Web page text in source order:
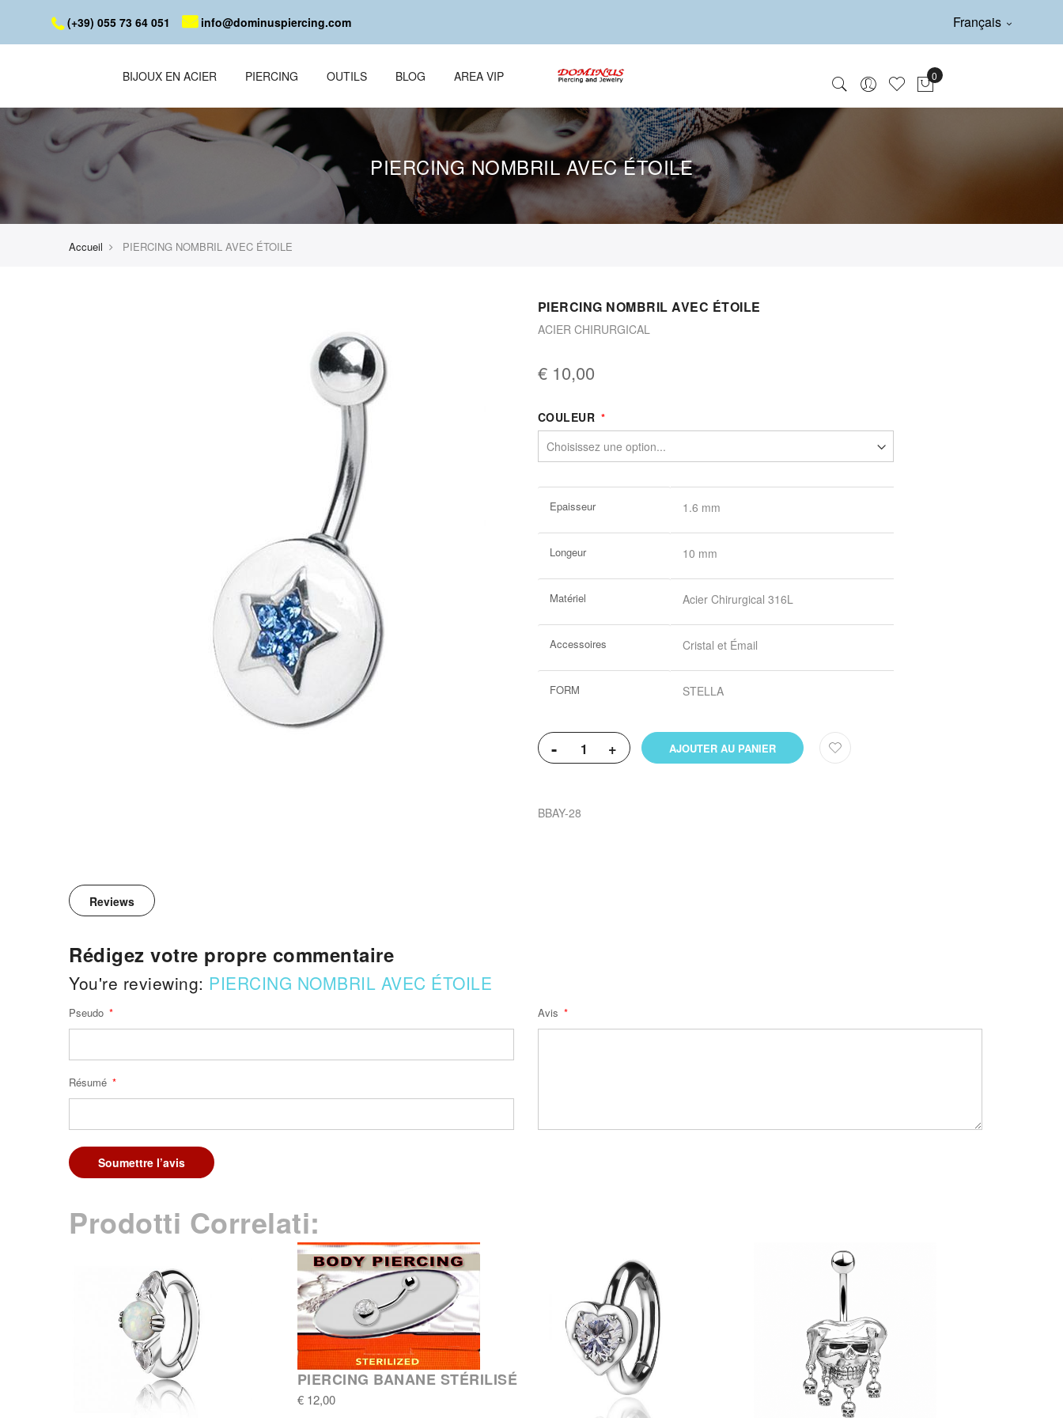
(+39) 055 73 64 051 info@dominuspiercing.com Français
BIJOUX EN ACIER PIERCING OUTILS BLOG AREA VIP
PIERCING NOMBRIL AVEC ÉTOILE
Accueil PIERCING NOMBRIL AVEC ÉTOILE
PIERCING NOMBRIL AVEC ÉTOILE
ACIER CHIRURGICAL
€ 10,00
COULEUR
d’information
Epaisseur 1.6 mm
Longeur 10 mm
Matériel Acier Chirurgical 316L
Accessoires Cristal et Émail
FORM STELLA
- + AJOUTER AU PANIER
BBAY-28
Reviews
Rédigez votre propre commentaire
You're reviewing: PIERCING NOMBRIL AVEC ÉTOILE
Pseudo
Résumé
Avis
Soumettre l’avis
Prodotti Correlati:
PIERCING BANANE STÉRILISÉ
€ 12,00